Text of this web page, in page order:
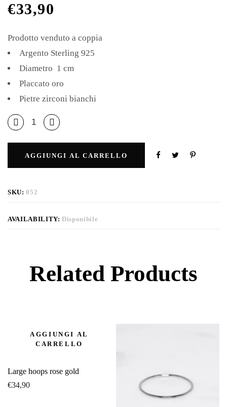
€33,90
Prodotto venduto a coppia
Argento Sterling 925
Diametro 1 cm
Placcato oro
Pietre zirconi bianchi
AGGIUNGI AL CARRELLO
SKU:052
AVAILABILITY:Disponibile
Related Products
AGGIUNGI AL
CARRELLO
Large hoops rose gold
€34,90